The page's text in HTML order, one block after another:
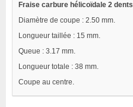
Fraise carbure hélicoïdale 2 dents
Diamètre de coupe : 2.50 mm.
Longueur taillée : 15 mm.
Queue : 3.17 mm.
Longueur totale : 38 mm.
Coupe au centre.